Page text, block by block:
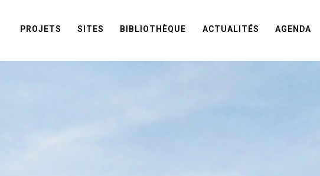
PROJETS SITES BIBLIOTHÈQUE ACTUALITÉS AGENDA